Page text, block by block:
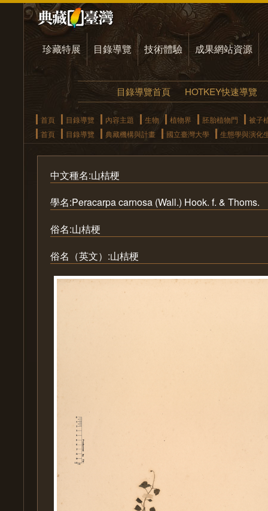
珍藏特展 目錄導覽 技術體驗 成果網站資源
目錄導覽首頁 HOTKEY快速導覽
首頁 目錄導覽 內容主題 生物 植物界 胚胎植物門
被子
首頁
目錄導覽 典藏機構與計畫 國立臺灣大學 生態學與演化
中文種名:山桔梗
學名:Peracarpa carnosa (Wall.) Hook. f. & Thoms.
俗名:山桔梗
俗名（英文）:山桔梗